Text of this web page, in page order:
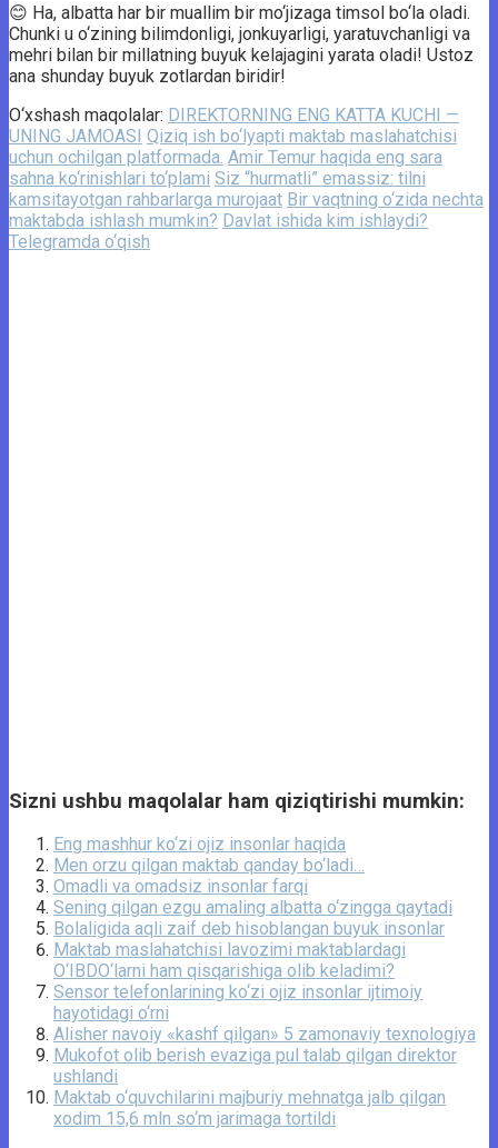
😊 Ha, albatta har bir muallim bir mo‘jizaga timsol bo‘la oladi.
Chunki u o‘zining bilimdonligi, jonkuyarligi, yaratuvchanligi va
mehri bilan bir millatning buyuk kelajagini yarata oladi! Ustoz
ana shunday buyuk zotlardan biridir!
O‘xshash maqolalar: DIREKTORNING ENG KATTA KUCHI —
UNING JAMOASI Qiziq ish bo‘lyapti maktab maslahatchisi
uchun ochilgan platformada. Amir Temur haqida eng sara
sahna ko‘rinishlari to‘plami Siz “hurmatli” emassiz: tilni
kamsitayotgan rahbarlarga murojaat Bir vaqtning o‘zida nechta
maktabda ishlash mumkin? Davlat ishida kim ishlaydi?
Telegramda o‘qish
Sizni ushbu maqolalar ham qiziqtirishi mumkin:
Eng mashhur ko‘zi ojiz insonlar haqida
Men orzu qilgan maktab qanday bo‘ladi…
Omadli va omadsiz insonlar farqi
Sening qilgan ezgu amaling albatta o‘zingga qaytadi
Bolaligida aqli zaif deb hisoblangan buyuk insonlar
Maktab maslahatchisi lavozimi maktablardagi
O‘IBDO‘larni ham qisqarishiga olib keladimi?
Sensor telefonlarining ko‘zi ojiz insonlar ijtimoiy
hayotidagi o‘rni
Alisher navoiy «kashf qilgan» 5 zamonaviy texnologiya
Mukofot olib berish evaziga pul talab qilgan direktor
ushlandi
Maktab o‘quvchilarini majburiy mehnatga jalb qilgan
xodim 15,6 mln so‘m jarimaga tortildi